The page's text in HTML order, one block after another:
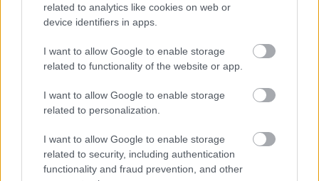
related to analytics like cookies on web or
device identifiers in apps.
I want to allow Google to enable storage
related to functionality of the website or app.
I want to allow Google to enable storage
related to personalization.
I want to allow Google to enable storage
related to security, including authentication
functionality and fraud prevention, and other
Reddit egyik posztjapéldául arra hívta fel a figyelmet,
hogy az "11:08" időpont többször is felbukkan a
trailerben és a megosztott képeken, hol egy telefon, hol
pedig egy karóra kijelzőjén. A Rockstar részletességét
sokan azt feltételezik, hogy ez egy rejtett üzenet lehet,
ami épp a következő trailer időpontjára utalva.